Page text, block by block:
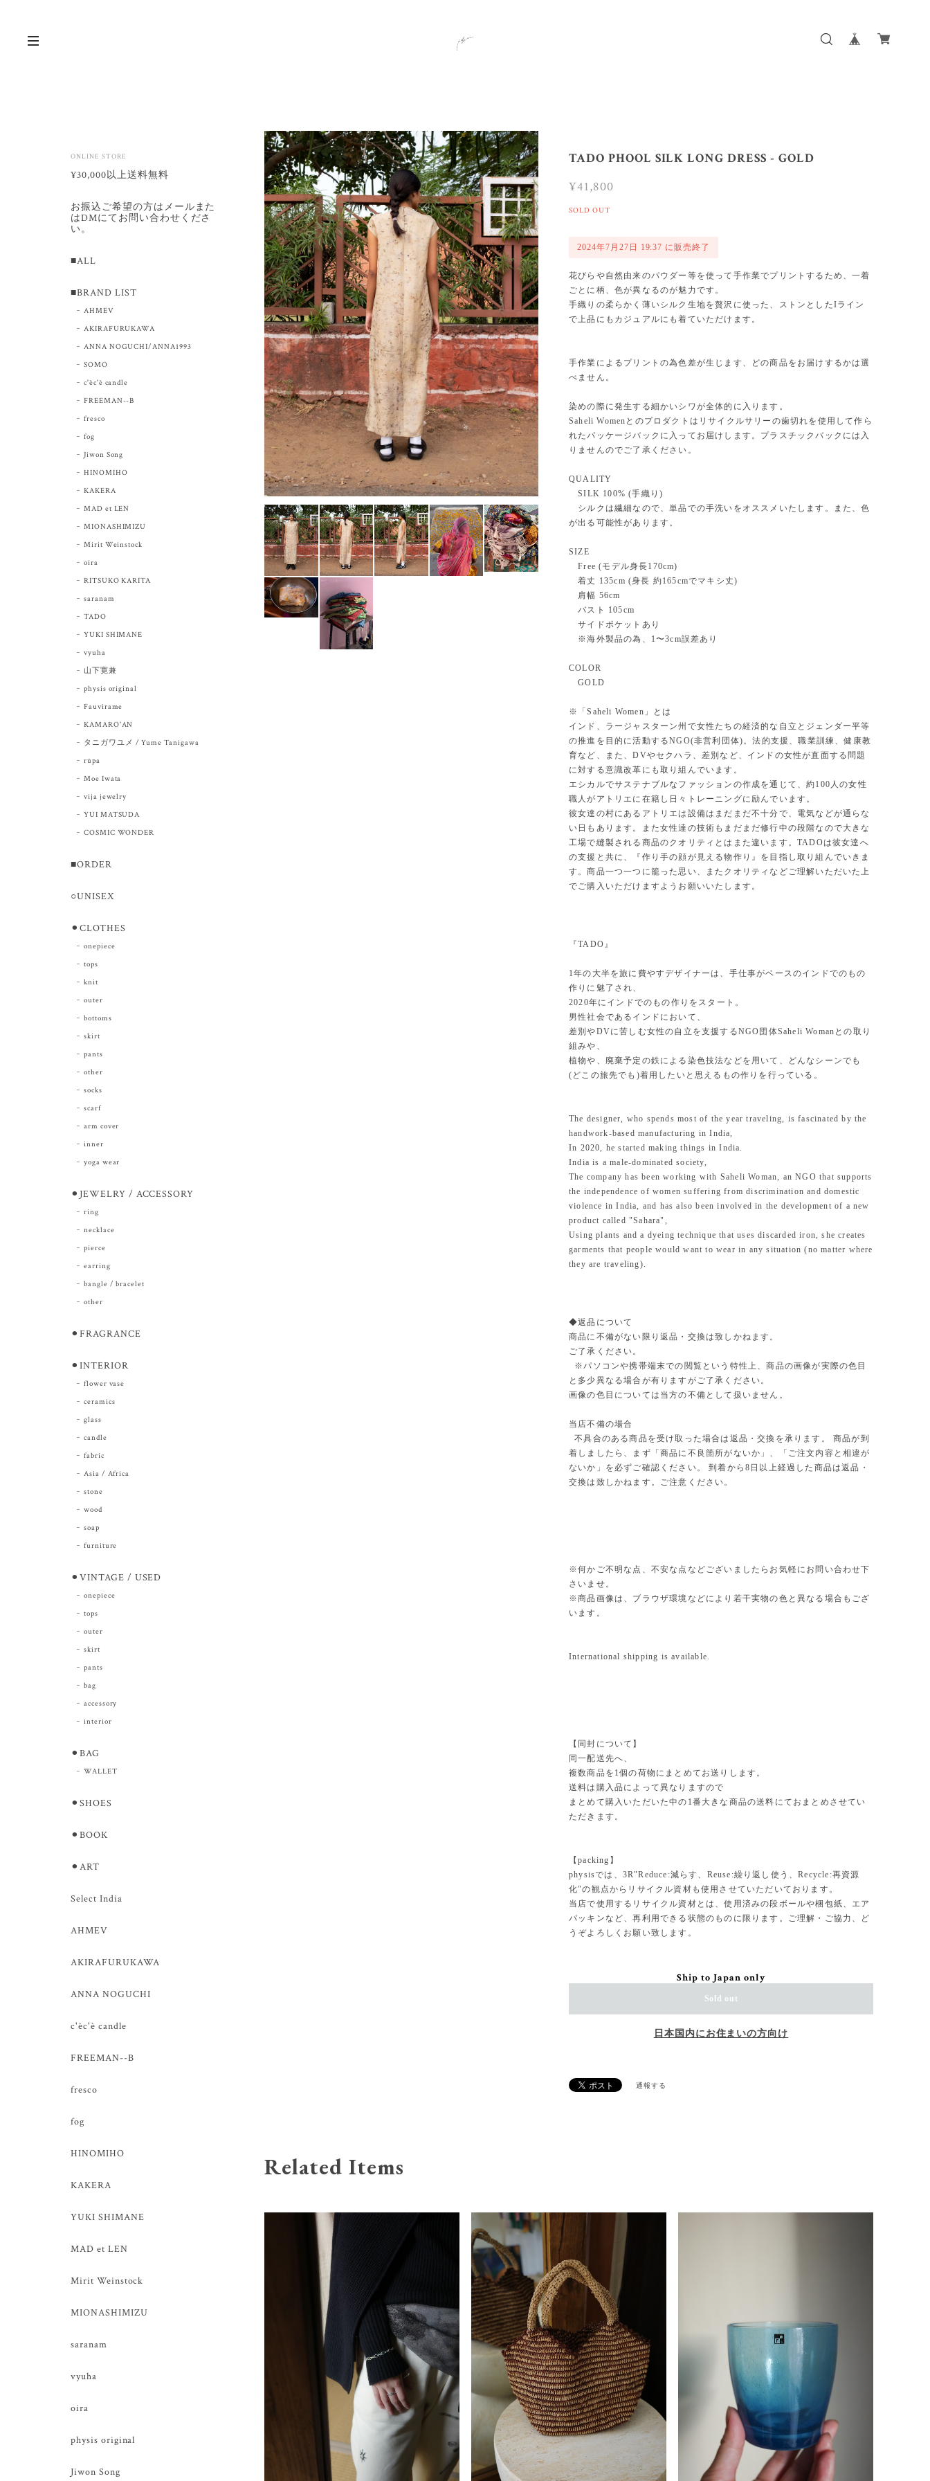
TADO PHOOL SILK LONG DRESS - GOLD
¥41,800
SOLD OUT
2024年7月27日 19:37 に販売終了
花びらや自然由来のパウダー等を使って手作業でプリントするため、一着
ごとに柄、色が異なるのが魅力です。
手織りの柔らかく薄いシルク生地を贅沢に使った、ストンとしたIライン
で上品にもカジュアルにも着ていただけます。
手作業によるプリントの為色差が生じます、どの商品をお届けするかは選
べません。
染めの際に発生する細かいシワが全体的に入ります。
Saheli Womenとのプロダクトはリサイクルサリーの歯切れを使用して作ら
れたパッケージバックに入ってお届けします。プラスチックバックには入
りませんのでご了承ください。
QUALITY
SILK 100% (手織り)
シルクは繊細なので、単品での手洗いをオススメいたします。また、色
が出る可能性があります。
SIZE
Free (モデル身長170cm)
着丈 135cm (身長 約165cmでマキシ丈)
肩幅 56cm
バスト 105cm
サイドポケットあり
※海外製品の為、1〜3cm誤差あり
COLOR
GOLD
※「Saheli Women」とは
インド、ラージャスターン州で女性たちの経済的な自立とジェンダー平等
の推進を目的に活動するNGO(非営利団体)。法的支援、職業訓練、健康教
育など、また、DVやセクハラ、差別など、インドの女性が直面する問題
に対する意識改革にも取り組んでいます。
エシカルでサステナブルなファッションの作成を通じて、約100人の女性
職人がアトリエに在籍し日々トレーニングに励んでいます。
彼女達の村にあるアトリエは設備はまだまだ不十分で、電気などが通らな
い日もあります。また女性達の技術もまだまだ修行中の段階なので大きな
工場で縫製される商品のクオリティとはまた違います。TADOは彼女達へ
の支援と共に、『作り手の顔が見える物作り』を目指し取り組んでいきま
す。商品一つ一つに籠った思い、またクオリティなどご理解いただいた上
でご購入いただけますようお願いいたします。
『TADO』
1年の大半を旅に費やすデザイナーは、手仕事がベースのインドでのもの
作りに魅了され、
2020年にインドでのもの作りをスタート。
男性社会であるインドにおいて、
差別やDVに苦しむ女性の自立を支援するNGO団体Saheli Womanとの取り
組みや、
植物や、廃棄予定の鉄による染色技法などを用いて、どんなシーンでも
(どこの旅先でも)着用したいと思えるもの作りを行っている。
The designer, who spends most of the year traveling, is fascinated by the
handwork-based manufacturing in India,
In 2020, he started making things in India.
India is a male-dominated society,
The company has been working with Saheli Woman, an NGO that supports
the independence of women suffering from discrimination and domestic
violence in India, and has also been involved in the development of a new
product called "Sahara",
Using plants and a dyeing technique that uses discarded iron, she creates
garments that people would want to wear in any situation (no matter where
they are traveling).
◆返品について
商品に不備がない限り返品・交換は致しかねます。
ご了承ください。
※パソコンや携帯端末での閲覧という特性上、商品の画像が実際の色目
と多少異なる場合が有りますがご了承ください。
画像の色目については当方の不備として扱いません。
当店不備の場合
不具合のある商品を受け取った場合は返品・交換を承ります。 商品が到
着しましたら、まず「商品に不良箇所がないか」、「ご注文内容と相違が
ないか」を必ずご確認ください。 到着から8日以上経過した商品は返品・
交換は致しかねます。ご注意ください。
※何かご不明な点、不安な点などございましたらお気軽にお問い合わせ下
さいませ。
※商品画像は、ブラウザ環境などにより若干実物の色と異なる場合もござ
います。
International shipping is available.
【同封について】
同一配送先へ、
複数商品を1個の荷物にまとめてお送りします。
送料は購入品によって異なりますので
まとめて購入いただいた中の1番大きな商品の送料にておまとめさせてい
ただきます。
【packing】
physisでは、3R"Reduce:減らす、Reuse:繰り返し使う、Recycle:再資源
化"の観点からリサイクル資材も使用させていただいております。
当店で使用するリサイクル資材とは、使用済みの段ボールや梱包紙、エア
パッキンなど、再利用できる状態のものに限ります。ご理解・ご協力、ど
うぞよろしくお願い致します。
Ship to Japan only
Sold out
日本国内にお住まいの方向け
通報する
Related Items
ONLINE STORE
¥30,000以上送料無料
お振込ご希望の方はメールまた
はDMにてお問い合わせくださ
い。
■ALL
■BRAND LIST
AHMEV
AKIRAFURUKAWA
ANNA NOGUCHI/ANNA1993
SOMO
c'èc'è candle
FREEMAN--B
fresco
fog
Jiwon Song
HINOMIHO
KAKERA
MAD et LEN
MIONASHIMIZU
Mirit Weinstock
oira
RITSUKO KARITA
saranam
TADO
YUKI SHIMANE
vyuha
山下寛兼
physis original
Fauvirame
KAMARO'AN
タニガワユメ / Yume Tanigawa
rūpa
Moe Iwata
vija jewelry
YUI MATSUDA
COSMIC WONDER
■ORDER
○UNISEX
⚫︎CLOTHES
onepiece
tops
knit
outer
bottoms
skirt
pants
other
socks
scarf
arm cover
inner
yoga wear
⚫︎JEWELRY / ACCESSORY
ring
necklace
pierce
earring
bangle / bracelet
other
⚫︎FRAGRANCE
⚫︎INTERIOR
flower vase
ceramics
glass
candle
fabric
Asia / Africa
stone
wood
soap
furniture
⚫︎VINTAGE / USED
onepiece
tops
outer
skirt
pants
bag
accessory
interior
⚫︎BAG
WALLET
⚫︎SHOES
⚫︎BOOK
⚫︎ART
Select India
AHMEV
AKIRAFURUKAWA
ANNA NOGUCHI
c'èc'è candle
FREEMAN--B
fresco
fog
HINOMIHO
KAKERA
YUKI SHIMANE
MAD et LEN
Mirit Weinstock
MIONASHIMIZU
saranam
vyuha
oira
physis original
Jiwon Song